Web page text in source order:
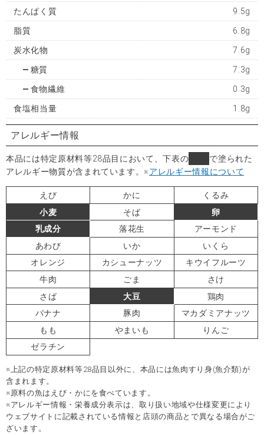
たんぱく質 9.5g
脂質 6.8g
炭水化物 7.6g
糖質 7.3g
食物繊維 0.3g
食塩相当量 1.8g
アレルギー情報
本品には特定原材料等28品目において、下表の
で塗られた
アレルギー物質が含まれています。※アレルギー情報について
えび かに
くるみ
小麦
そば
卵
乳成分
落花生
アーモンド
あわび
いか
いくら
オレンジ
カシューナッツ
キウイフルーツ
牛肉
ごま
さけ
さば
大豆
鶏肉
バナナ
豚肉
マカダミアナッツ
もも
やまいも
りんご
ゼラチン
※上記の特定原材料等28品目以外に、本品には魚肉すり身(魚介類)が
含まれます。
※原料の魚はえび・かにを食べています。
※アレルギー情報・栄養成分表示は、取り扱い地域や仕様変更により
ウェブサイトに記載されている情報と店頭の商品とで異なる場合がご
ざいます。